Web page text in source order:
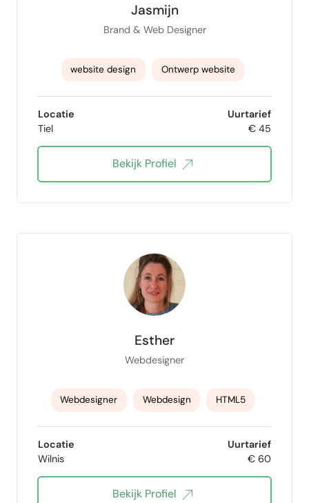
Jasmijn
Brand & Web Designer
website design Ontwerp website
Wordpress updates wordpress design
Locatie
Tiel
Uurtarief
€ 45
Bekijk Profiel
Esther
Webdesigner
Webdesigner Webdesign HTML5
wordpress responsive webdesign
Locatie
Wilnis
Uurtarief
€ 60
Bekijk Profiel